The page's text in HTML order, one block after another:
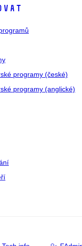
programy (české)
programy (anglické)